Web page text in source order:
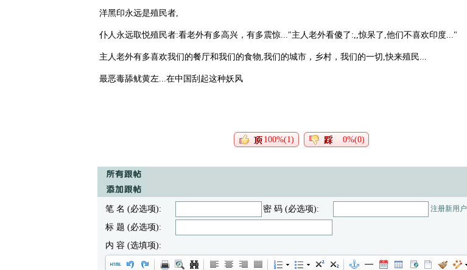
洋黑印永远是殖民者,
仆人永远取悦殖民者:看老外有多高兴，有多震惊..."主人老外看傻了:,,惊呆了,他们不喜欢印度..."
主人老外有多喜欢我们的餐厅和我们的食物,我们的城市，乡村，我们的一切,快来殖民...
最恶毒舔鱿黄左...在中国刮起这种妖风
100%(1) 0%(0)
笔 名 (必选项): 密 码 (必选项): 注册新用户
标 题 (必选项):
内 容 (选填项):